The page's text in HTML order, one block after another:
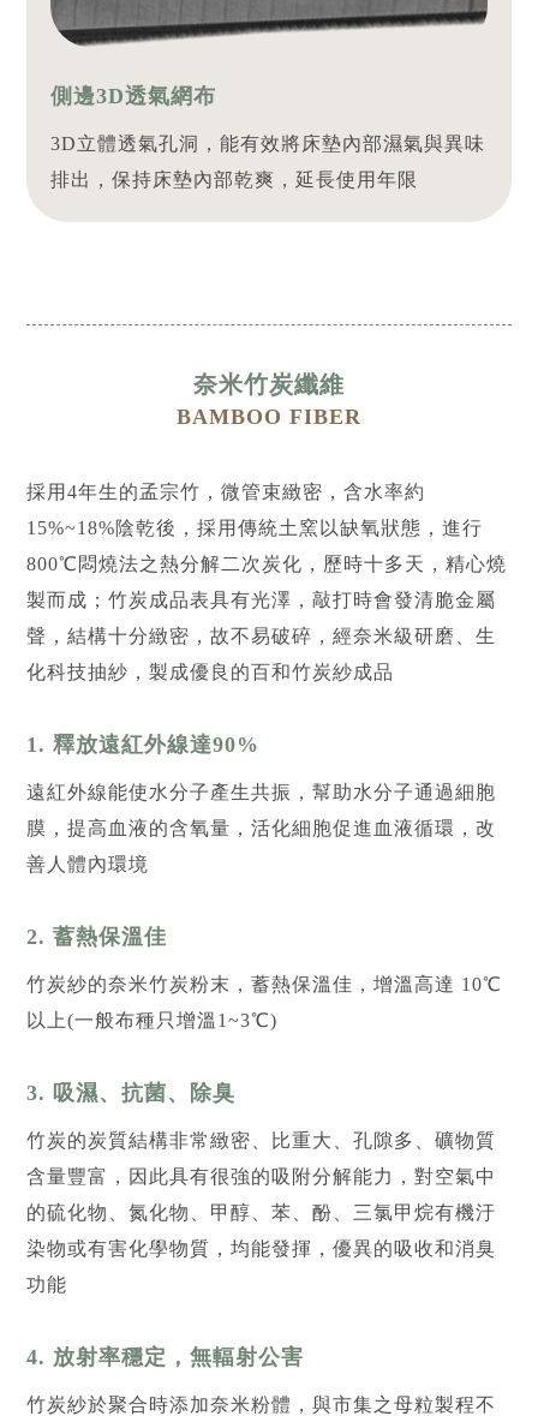
側邊3D透氣網布
3D立體透氣孔洞，能有效將床墊內部濕氣與異味
排出，保持床墊內部乾爽，延長使用年限
奈米竹炭纖維
BAMBOO FIBER
採用4年生的孟宗竹，微管束緻密，含水率約
15%~18%陰乾後，採用傳統土窯以缺氧狀態，進行
800℃悶燒法之熱分解二次炭化，歷時十多天，精心燒
製而成；竹炭成品表具有光澤，敲打時會發清脆金屬
聲，結構十分緻密，故不易破碎，經奈米級研磨、生
化科技抽紗，製成優良的百和竹炭紗成品
1. 釋放遠紅外線達90%
遠紅外線能使水分子產生共振，幫助水分子通過細胞
膜，提高血液的含氧量，活化細胞促進血液循環，改
善人體內環境
2. 蓄熱保溫佳
竹炭紗的奈米竹炭粉末，蓄熱保溫佳，增溫高達 10℃
以上(一般布種只增溫1~3℃)
3. 吸濕、抗菌、除臭
竹炭的炭質結構非常緻密、比重大、孔隙多、礦物質
含量豐富，因此具有很強的吸附分解能力，對空氣中
的硫化物、氮化物、甲醇、苯、酚、三氯甲烷有機汙
染物或有害化學物質，均能發揮，優異的吸收和消臭
功能
4. 放射率穩定，無輻射公害
竹炭紗於聚合時添加奈米粉體，與市集之母粒製程不